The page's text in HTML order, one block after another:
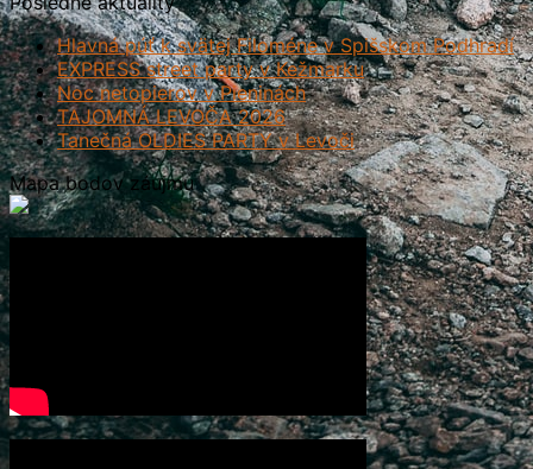
Hlavná púť k svätej Filoméne v Spišskom Podhradí
EXPRESS street party v Kežmarku
Noc netopierov v Pieninách
TAJOMNÁ LEVOČA 2026
Tanečná OLDIES PARTY v Levoči
Mapa bodov záujmu